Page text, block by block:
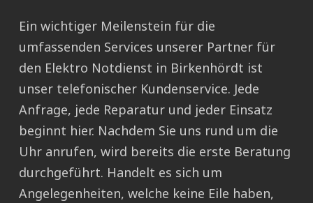
Ein wichtiger Meilenstein für die
umfassenden Services unserer Partner für
den Elektro Notdienst in Birkenhördt ist
unser telefonischer Kundenservice. Jede
Anfrage, jede Reparatur und jeder Einsatz
beginnt hier. Nachdem Sie uns rund um die
Uhr anrufen, wird bereits die erste Beratung
durchgeführt. Handelt es sich um
Angelegenheiten, welche keine Eile haben,